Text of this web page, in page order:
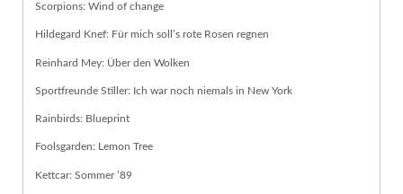
Scorpions: Wind of change
Hildegard Knef: Für mich soll’s rote Rosen regnen
Reinhard Mey: Über den Wolken
Sportfreunde Stiller: Ich war noch niemals in New York
Rainbirds: Blueprint
Foolsgarden: Lemon Tree
Kettcar: Sommer ’89